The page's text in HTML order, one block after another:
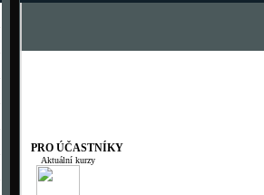
PRO ÚČASTNÍKY
Aktuální kurzy